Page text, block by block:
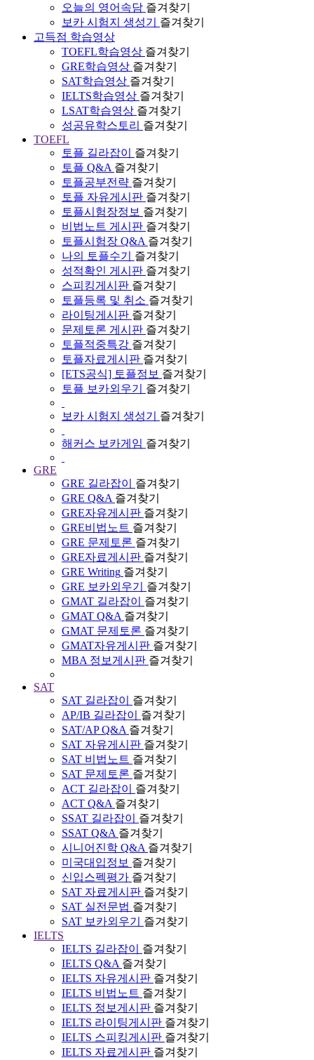
오늘의 영어속담 즐겨찾기
보카 시험지 생성기
즐겨찾기
고득점 학습영상
TOEFL학습영상 즐겨찾기
GRE학습영상 즐겨찾기
SAT학습영상 즐겨찾기
IELTS학습영상 즐겨찾기
LSAT학습영상 즐겨찾기
성공유학스토리 즐겨찾기
TOEFL
토플 길라잡이
즐겨찾기
토플 Q&A 즐겨찾기
토플공부전략 즐겨찾기
토플 자유게시판 즐겨찾기
토플시험장정보 즐겨찾기
비법노트 게시판 즐겨찾기
토플시험장 Q&A 즐겨찾기
나의 토플수기
즐겨찾기
성적확인 게시판 즐겨찾기
스피킹게시판 즐겨찾기
토플등록 및 취소 즐겨찾기
라이팅게시판 즐겨찾기
문제토론 게시판 즐겨찾기
토플적중특강 즐겨찾기
토플자료게시판 즐겨찾기
[ETS공식] 토플정보 즐겨찾기
토플 보카외우기
즐겨찾기
보카 시험지 생성기 즐겨찾기
해커스 보카게임 즐겨찾기
GRE
GRE 길라잡이
즐겨찾기
GRE Q&A 즐겨찾기
GRE자유게시판 즐겨찾기
GRE비법노트 즐겨찾기
GRE 문제토론 즐겨찾기
GRE자료게시판 즐겨찾기
GRE Writing 즐겨찾기
GRE 보카외우기
즐겨찾기
GMAT 길라잡이
즐겨찾기
GMAT Q&A 즐겨찾기
GMAT 문제토론 즐겨찾기
GMAT자유게시판 즐겨찾기
MBA 정보게시판 즐겨찾기
SAT
SAT 길라잡이
즐겨찾기
AP/IB 길라잡이
즐겨찾기
SAT/AP Q&A 즐겨찾기
SAT 자유게시판 즐겨찾기
SAT 비법노트 즐겨찾기
SAT 문제토론 즐겨찾기
ACT 길라잡이
즐겨찾기
ACT Q&A 즐겨찾기
SSAT 길라잡이
즐겨찾기
SSAT Q&A 즐겨찾기
시니어진학 Q&A 즐겨찾기
미국대입정보 즐겨찾기
신입스펙평가 즐겨찾기
SAT 자료게시판 즐겨찾기
SAT 실전문법 즐겨찾기
SAT 보카외우기
즐겨찾기
IELTS
IELTS 길라잡이
즐겨찾기
IELTS Q&A 즐겨찾기
IELTS 자유게시판 즐겨찾기
IELTS 비법노트 즐겨찾기
IELTS 정보게시판 즐겨찾기
IELTS 라이팅게시판 즐겨찾기
IELTS 스피킹게시판 즐겨찾기
IELTS 자료게시판 즐겨찾기